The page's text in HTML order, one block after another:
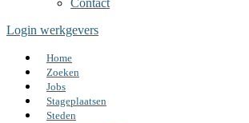
Contact
Login werkgevers
Home
Zoeken
Jobs
Stageplaatsen
Steden